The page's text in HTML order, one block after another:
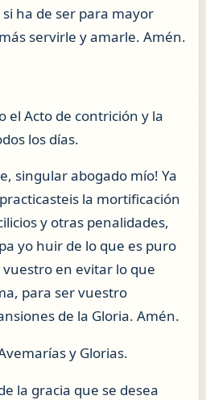
ha de ser para mayor
servirle y amarle. Amén.
el Acto de contrición y la
los días.
singular abogado mío! Ya
la mortificación
y otras penalidades,
yo huir de lo que es puro
en evitar lo que
para ser vuestro
de la Gloria. Amén.
y Glorias.
la gracia que se desea